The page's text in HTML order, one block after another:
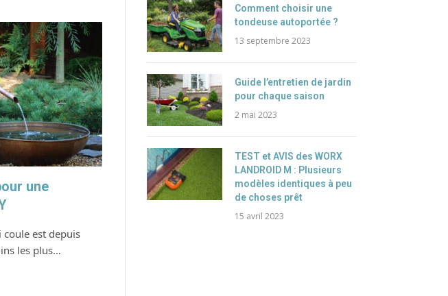
une
coule est depuis
les plus…
Comment choisir une
tondeuse autoportée ?
13 septembre 2023
Guide l’entretien de jardin
pour chaque saison
2 mai 2023
TEST et AVIS des WORX
LANDROID M : Plusieurs
modèles identiques à peu
de choses prêt
15 avril 2023